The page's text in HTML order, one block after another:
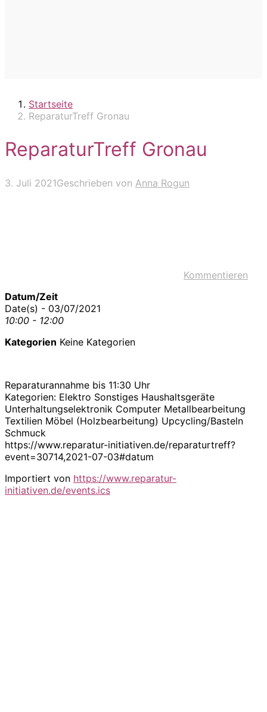
Startseite
ReparaturTreff Gronau
ReparaturTreff Gronau
3. Juli 2021Geschrieben von Anna Rogun
Kommentieren
Datum/Zeit
Date(s) - 03/07/2021
10:00 - 12:00
Kategorien Keine Kategorien
Reparaturannahme bis 11:30 Uhr
Kategorien: Elektro Sonstiges Haushaltsgeräte
Unterhaltungselektronik Computer Metallbearbeitung
Textilien Möbel (Holzbearbeitung) Upcycling/Basteln
Schmuck
https://www.reparatur-initiativen.de/reparaturtreff?
event=30714,2021-07-03#datum
Importiert von https://www.reparatur-
initiativen.de/events.ics